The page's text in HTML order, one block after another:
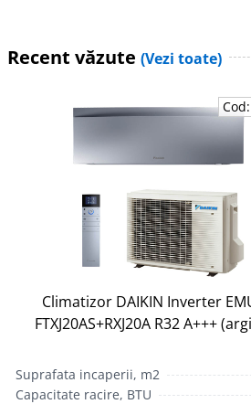
Recent văzute (Vezi toate)
Climatizor DAIKIN Inverter
FTXJ20AS+RXJ20A R32 A+++
Suprafata incaperii, m2
Capacitate racire, BTU